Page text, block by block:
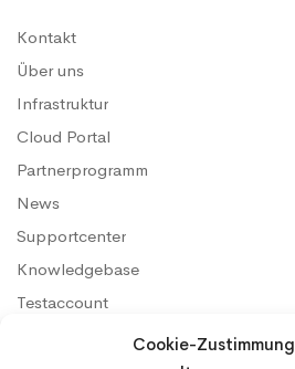
Cookie-Zustimmung
Kontakt
Über uns
Infrastruktur
Cloud Portal
Partnerprogramm
News
Supportcenter
Knowledgebase
Testaccount
Konditionen & SLA